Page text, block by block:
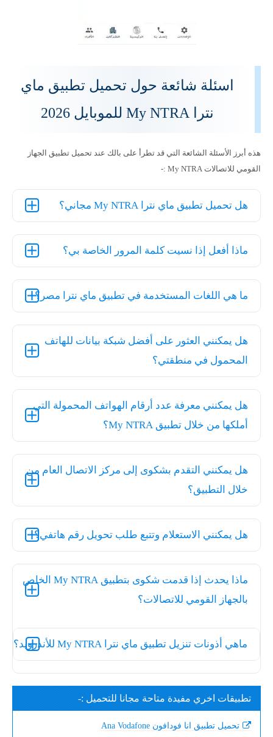
اسئلة شائعة حول تحميل تطبيق ماي
نترا My NTRA للموبايل 2026
هذه أبرز الأسئلة الشائعة التي قد تطرأ على بالك عند تحميل تطبيق الجهاز
القومي للاتصالات My NTRA :-
هل تحميل تطبيق ماي نترا My NTRA مجاني؟
ماذا أفعل إذا نسيت كلمة المرور الخاصة بي؟
ما هي اللغات المستخدمة في تطبيق ماي نترا مصر؟
هل يمكنني العثور على أفضل شبكة بيانات للهاتف
المحمول في منطقتي؟
هل يمكنني معرفة عدد أرقام الهواتف المحمولة التي
أملكها من خلال تطبيق My NTRA؟
هل يمكنني التقدم بشكوى إلى مركز الاتصال العام من
خلال التطبيق؟
هل يمكنني الاستعلام وتتبع طلب تحويل رقم هاتفي؟
ماذا يحدث إذا قدمت شكوى بتطبيق My NTRA الخاص
بالجهاز القومي للاتصالات؟
ماهي أذونات تنزيل تطبيق ماي نترا My NTRA للأندرويد؟
تطبيقات اخري مفيدة متاحة مجانا للتحميل :-
تحميل تطبيق انا فودافون Ana Vodafone